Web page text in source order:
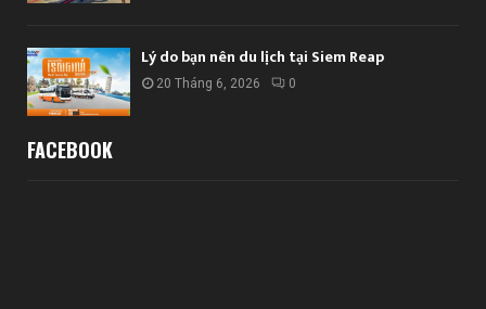
Lý do bạn nên du lịch tại Siem Reap
20 Tháng 6, 2026 0
FACEBOOK